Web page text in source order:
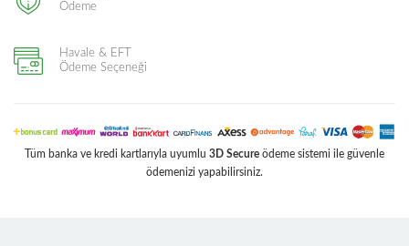
Ödeme
Havale & EFT
Ödeme Seçeneği
Tüm banka ve kredi kartlarıyla uyumlu 3D Secure ödeme sistemi ile güvenle
ödemenizi yapabilirsiniz.